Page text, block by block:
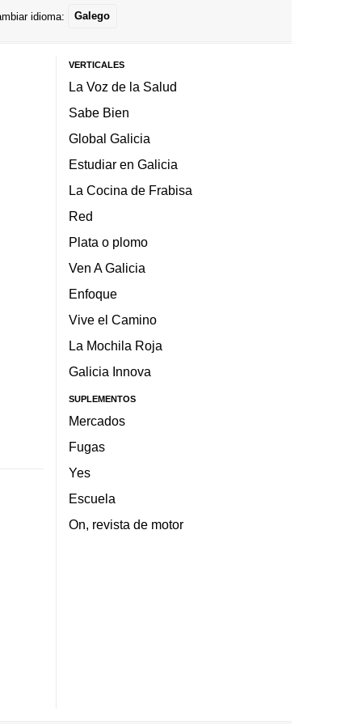
idioma: Galego
VERTICALES
La Voz de la Salud
Sabe Bien
Global Galicia
Estudiar en Galicia
La Cocina de Frabisa
Red
Plata o plomo
Ven A Galicia
Enfoque
Vive el Camino
La Mochila Roja
Galicia Innova
SUPLEMENTOS
Mercados
Fugas
Yes
Escuela
On, revista de motor